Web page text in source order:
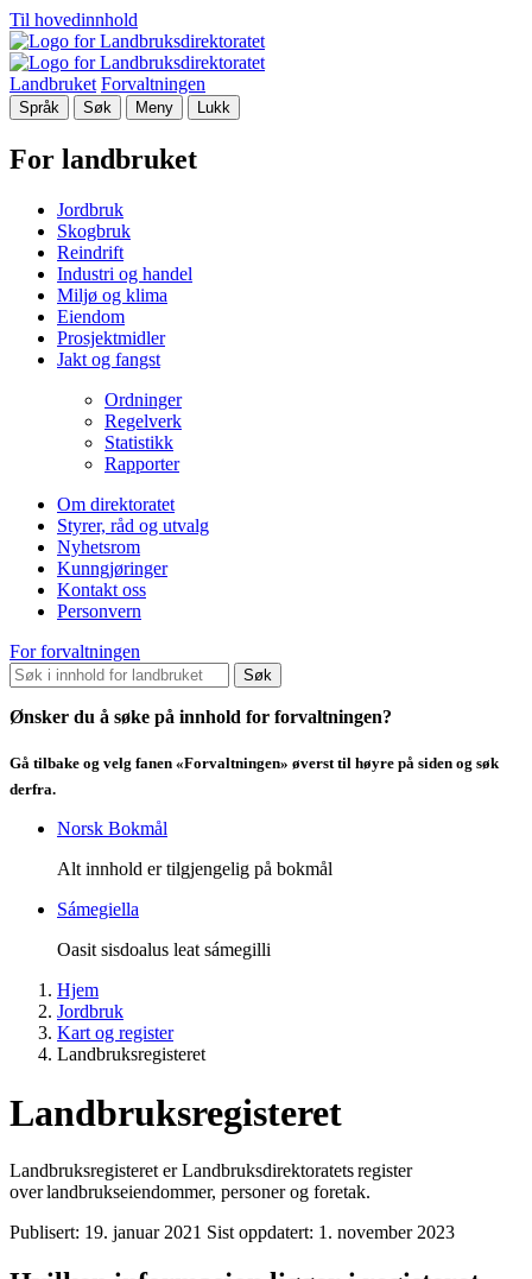
Til hovedinnhold
Landbruket Forvaltningen
Språk Søk Meny Lukk
For landbruket
Jordbruk
Skogbruk
Reindrift
Industri og handel
Miljø og klima
Eiendom
Prosjektmidler
Jakt og fangst
Ordninger
Regelverk
Statistikk
Rapporter
Om direktoratet
Styrer, råd og utvalg
Nyhetsrom
Kunngjøringer
Kontakt oss
Personvern
For forvaltningen
Søk
Ønsker du å søke på innhold for forvaltningen?
Gå tilbake og velg fanen «Forvaltningen» øverst til høyre på siden og søk
derfra.
Norsk Bokmål
Alt innhold er tilgjengelig på bokmål
Sámegiella
Oasit sisdoalus leat sámegilli
Hjem
Jordbruk
Kart og register
Landbruksregisteret
Landbruksregisteret
Landbruksregisteret er Landbruksdirektoratets register
over landbrukseiendommer, personer og foretak.
Publisert: 19. januar 2021 Sist oppdatert: 1. november 2023